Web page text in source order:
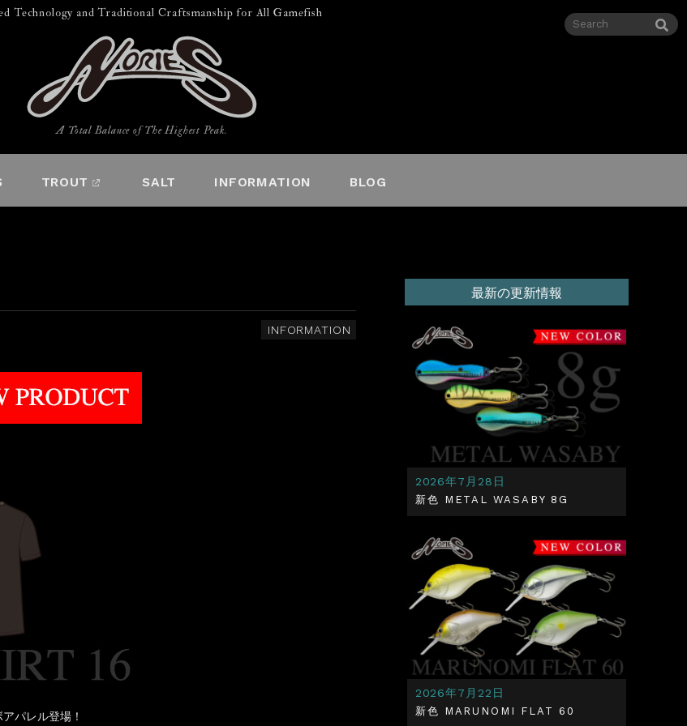
TROUT SALT INFORMATION BLOG
Technology and Traditional Craftsmanship for All Gamefish
A Total Balance of The Highest Peak.
INFORMATION
パレル登場！
最新の更新情報
2026年7月28日
新色 METAL WASABY 8G
2026年7月22日
新色 MARUNOMI FLAT 60